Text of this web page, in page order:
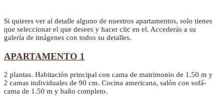
Si quieres ver al detalle alguno de nuestros apartamentos, solo tienes
que seleccionar el que desees y hacer clic en el. Accederás a su
galería de imágenes con todos su detalles.
APARTAMENTO 1
2 plantas. Habitación principal con cama de matrimonio de 1.50 m y
2 camas individuales de 90 cm. Cocina americana, salón con sofá-
cama de 1.50 m y baño completo.